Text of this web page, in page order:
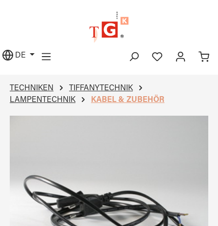
DE
TECHNIKEN
TIFFANYTECHNIK
LAMPENTECHNIK
KABEL & ZUBEHÖR